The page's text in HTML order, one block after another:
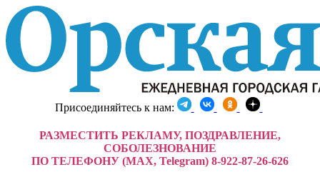
Присоединяйтесь к нам:
РАЗМЕСТИТЬ РЕКЛАМУ, ПОЗДРАВЛЕНИЕ,
СОБОЛЕЗНОВАНИЕ
ПО ТЕЛЕФОНУ (MAX, Telegram) 8-922-87-26-626